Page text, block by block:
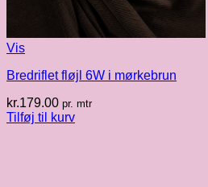
Vis
Bredriflet fløjl 6W i mørkebrun
kr.179.00 pr. mtr
Tilføj til kurv